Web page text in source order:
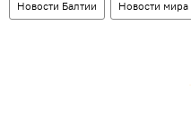
Новости Балтии Новости мира